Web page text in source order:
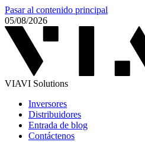
Pasar al contenido principal
05/08/2026
VIAVI Solutions
Inversores
Distribuidores
Entrada de blog
Contáctenos